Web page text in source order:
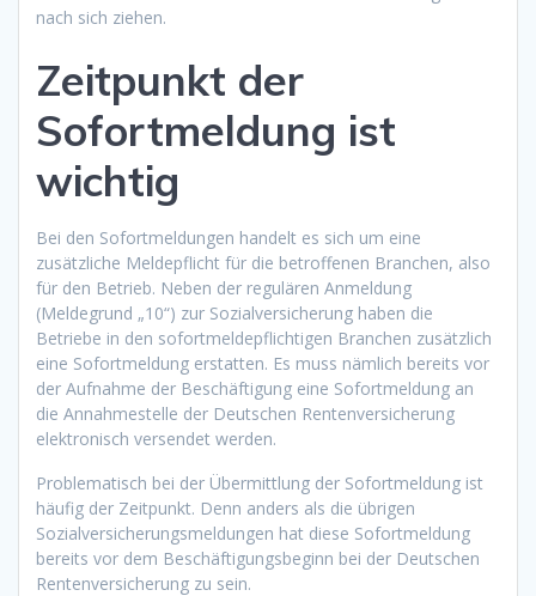
nach sich ziehen.
Zeitpunkt der
Sofortmeldung ist
wichtig
Bei den Sofortmeldungen handelt es sich um eine
zusätzliche Meldepflicht für die betroffenen Branchen, also
für den Betrieb. Neben der regulären Anmeldung
(Meldegrund „10“) zur Sozialversicherung haben die
Betriebe in den sofortmeldepflichtigen Branchen zusätzlich
eine Sofortmeldung erstatten. Es muss nämlich bereits vor
der Aufnahme der Beschäftigung eine Sofortmeldung an
die Annahmestelle der Deutschen Rentenversicherung
elektronisch versendet werden.
Problematisch bei der Übermittlung der Sofortmeldung ist
häufig der Zeitpunkt. Denn anders als die übrigen
Sozialversicherungsmeldungen hat diese Sofortmeldung
bereits vor dem Beschäftigungsbeginn bei der Deutschen
Rentenversicherung zu sein.